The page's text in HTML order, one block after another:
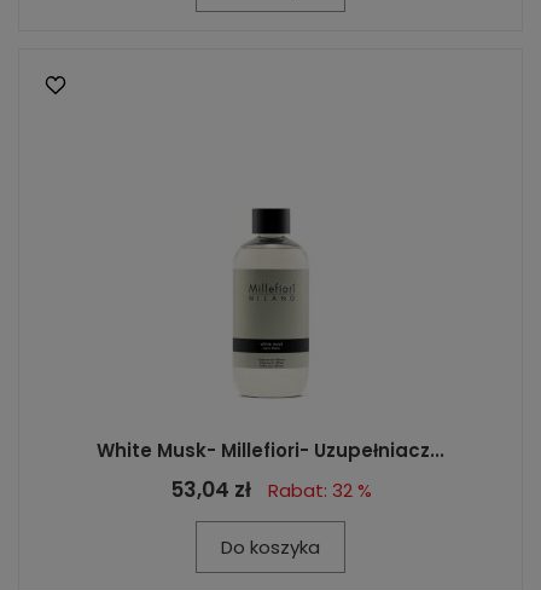
White Musk- Millefiori- Uzupełniacz...
53,04 zł Rabat: 32 %
Do koszyka